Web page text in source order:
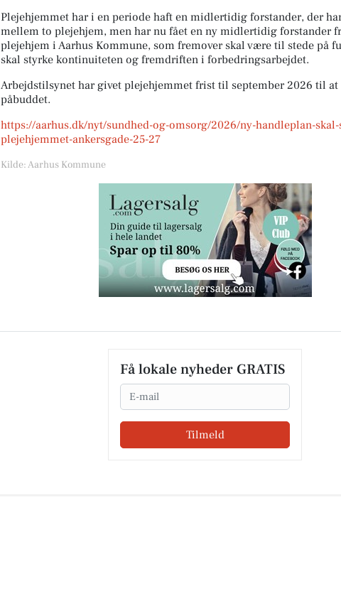
Plejehjemmet har i en periode haft en midlertidig forstander, der
mellem to plejehjem, men har nu fået en ny midlertidig forstander
plejehjem i Aarhus Kommune, som fremover skal være til stede på
skal styrke kontinuiteten og fremdriften i forbedringsarbejdet.
Arbejdstilsynet har givet plejehjemmet frist til september 2026 til
påbuddet.
https://aarhus.dk/nyt/sundhed-og-omsorg/2026/ny-handleplan-
plejehjemmet-ankersgade-25-27
Kilde: Aarhus Kommune
Få lokale nyheder GRATIS
Email
Tilmeld